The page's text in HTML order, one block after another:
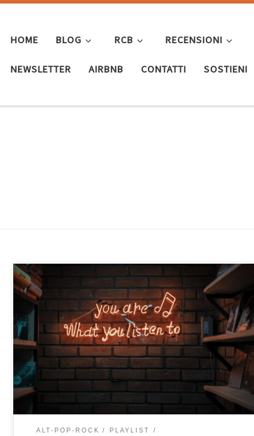
HOME BLOG RCB RECENSIONI
NEWSLETTER AIRBNB CONTATTI SOSTIENI
Sottotitolo: ed io sono così! Playlist ispirata più che mai
dal mero piacere di ascoltare musica. Inizia piano,
cresce poca alla volta senza mai esagerare, esplode
nella parte centrale con i sempre cari Toad the Wet
Sprocket e Counting Crows, Frank Black e The
Lemonheads, chiude in bellezza con un […]
ALT-POP-ROCK
PLAYLIST